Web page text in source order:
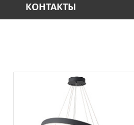
КОНТАКТЫ